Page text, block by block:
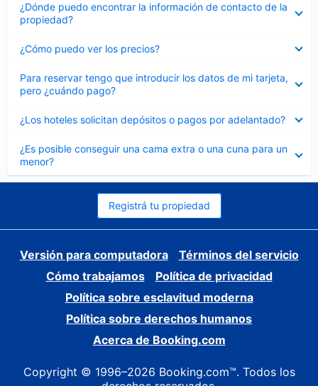
¿Dónde puedo encontrar la información de contacto de la
propiedad?
cerrado
¿Cómo puedo ver los precios?
cerrado
Para reservar tengo que introducir los datos de mi tarjeta,
pero ¿cuándo pago?
cerrado
¿Los hoteles solicitan depósitos o pagos por adelantado?
cerrado
¿Es posible conseguir una cama extra o una cuna para un
menor?
cerrado
Registrá tu propiedad
Versión para computadora
Términos del servicio
Cómo trabajamos
Política de privacidad
Política sobre esclavitud moderna
Política sobre derechos humanos
Acerca de Booking.com
Copyright © 1996–2026 Booking.com™. Todos los